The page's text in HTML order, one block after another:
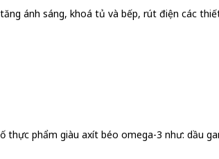
ánh sáng, khoá tủ và bếp, rút điện các
phẩm giàu axít béo omega-3 như: dầu